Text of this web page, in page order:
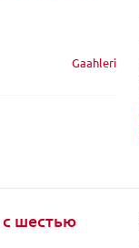
Gaahleri
шестью